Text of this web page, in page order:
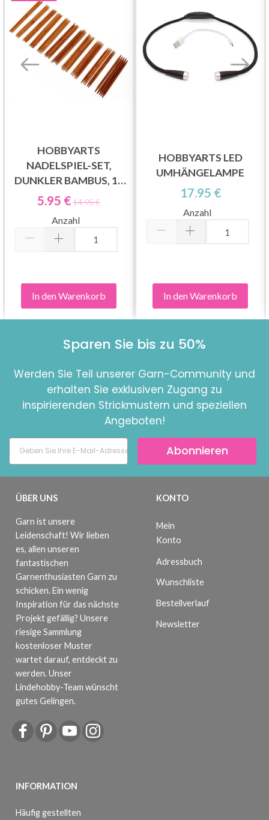
HOBBYARTS
NADELSPIEL-SET,
DUNKLER BAMBUS, 15
GRÖSSEN, 20 CM
5.95 €14.95 €
Anzahl
In den Warenkorb
HOBBYARTS LED
UMHÄNGELAMPE
17.95 €
Anzahl
In den Warenkorb
Sparen Sie bis zu 50%
Werden Sie Teil unserer Garn-Community und
erhalten Sie exklusiven Zugang zu
inspirierenden Strickmustern und speziellen
Angeboten!
Abonnieren
ÜBER UNS
Garn ist unsere
Leidenschaft! Wir lieben
es, allen unseren
fantastischen
Garnenthusiasten Garn zu
schicken. Ein wenig
Inspiration für das nächste
Projekt gefällig? Unsere
riesige Sammlung
kostenloser Muster
wartet darauf, entdeckt zu
werden. Unser
Lindehobby-Team wünscht
gutes Gelingen.
INFORMATION
Häufig gestellten
KONTO
Mein
Konto
Adressbuch
Wunschliste
Bestellverlauf
Newsletter